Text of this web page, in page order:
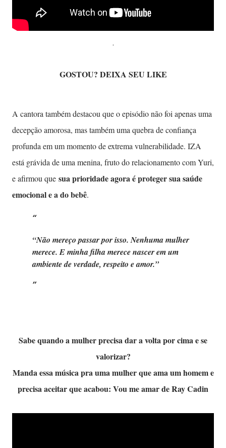
.
GOSTOU? DEIXA SEU LIKE
A cantora também destacou que o episódio não foi apenas uma
decepção amorosa, mas também uma quebra de confiança
profunda em um momento de extrema vulnerabilidade. IZA
está grávida de uma menina, fruto do relacionamento com Yuri,
e afirmou que sua prioridade agora é proteger sua saúde
emocional e a do bebê.
“Não mereço passar por isso. Nenhuma mulher
merece. E minha filha merece nascer em um
ambiente de verdade, respeito e amor.”
Sabe quando a mulher precisa dar a volta por cima e se
valorizar?
Manda essa música pra uma mulher que ama um homem e
precisa aceitar que acabou: Vou me amar de Ray Cadin